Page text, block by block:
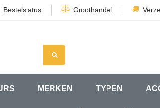
Bestelstatus Groothandel
MERKEN TYPEN